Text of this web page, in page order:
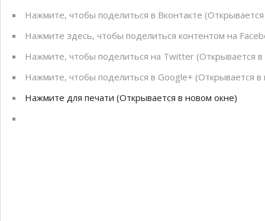
Нажмите, чтобы поделиться в Вконтакте
Нажмите здесь, чтобы поделиться контентом на
Нажмите, чтобы поделиться на Twitter (Открывается
Нажмите, чтобы поделиться в Google+ (Открывается в
Нажмите для печати (Открывается в новом окне)